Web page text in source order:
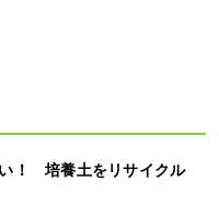
！ 培養土をリサイクル